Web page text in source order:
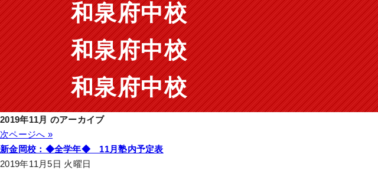
和泉府中校
和泉府中校
和泉府中校
2019年11月 のアーカイブ
次ページへ »
新金岡校：◆全学年◆ 11月塾内予定表
2019年11月5日 火曜日